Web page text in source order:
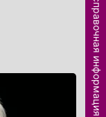
справочная информация